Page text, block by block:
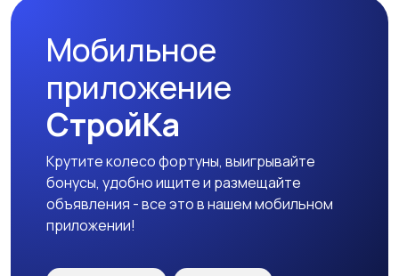
Мобильное
приложение
СтройКа
Крутите колесо фортуны, выигрывайте
бонусы, удобно ищите и размещайте
объявления - все это в нашем мобильном
приложении!